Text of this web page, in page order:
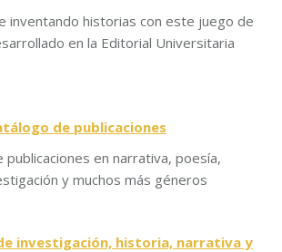
inventando historias con este juego de
en la Editorial Universitaria
de publicaciones
publicaciones en narrativa, poesía,
y muchos más géneros
investigación, historia, narrativa y